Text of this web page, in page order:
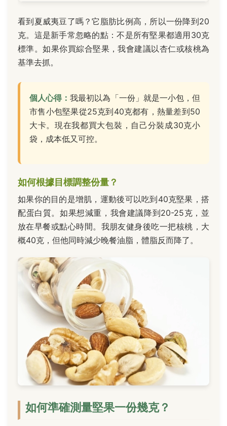
看到夏威夷豆了嗎？它脂肪比例高，所以一份降到20
克。這是新手常忽略的點：不是所有堅果都適用30克
標準。如果你買綜合堅果，我會建議以杏仁或核桃為
基準去抓。
個人心得：我最初以為「一份」就是一小包，但
市售小包堅果從25克到40克都有，熱量差到50
大卡。現在我都買大包裝，自己分裝成30克小
袋，成本低又可控。
如何根據目標調整份量？
如果你的目的是增肌，運動後可以吃到40克堅果，搭
配蛋白質。如果想減重，我會建議降到20-25克，並
放在早餐或點心時間。我朋友健身後吃一把核桃，大
概40克，但他同時減少晚餐油脂，體脂反而降了。
如何準確測量堅果一份幾克？